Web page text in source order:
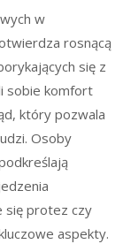
w
rosnącą
się z
sobie komfort
który pozwala
Osoby
się protez czy
aspekty.